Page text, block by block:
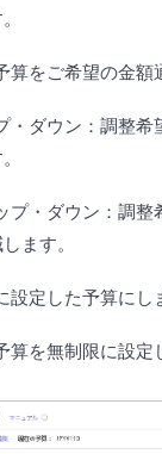
をご希望の金額
ダウン：調整希
・ダウン：調整
ます。
定した予算にし
を無制限に設定